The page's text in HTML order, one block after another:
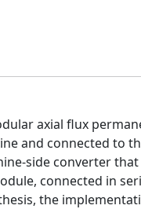
axial flux
and connected to
side converter
connected in
the